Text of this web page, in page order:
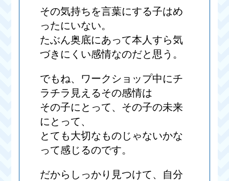
その気持ちを言葉にする子はめ
ったにいない。
たぶん奥底にあって本人すら気
づきにくい感情なのだと思う。
でもね、ワークショップ中にチ
ラチラ見えるその感情は
その子にとって、その子の未来
にとって、
とても大切なものじゃないかな
って感じるのです。
だからしっかり見つけて、自分